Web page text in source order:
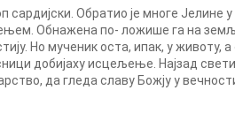
Обратио је многе Јелине
Обнажена по- ложише га на
Но мученик оста, ипак, у животу,
добијаху исцељење. Најзад
да гледа славу Божју у